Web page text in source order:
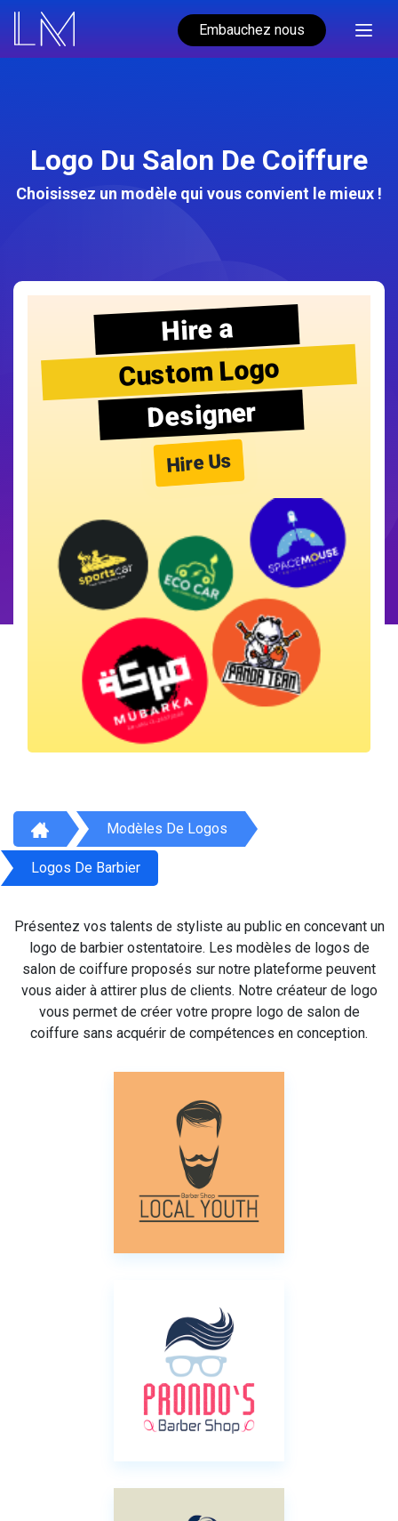
Embauchez nous
Logo Du Salon De Coiffure
Choisissez un modèle qui vous convient le mieux !
Hire a
Custom Logo
Designer
Hire Us
Modèles De Logos
Logos De Barbier
Présentez vos talents de styliste au public en concevant un
logo de barbier ostentatoire. Les modèles de logos de
salon de coiffure proposés sur notre plateforme peuvent
vous aider à attirer plus de clients. Notre créateur de logo
vous permet de créer votre propre logo de salon de
coiffure sans acquérir de compétences en conception.